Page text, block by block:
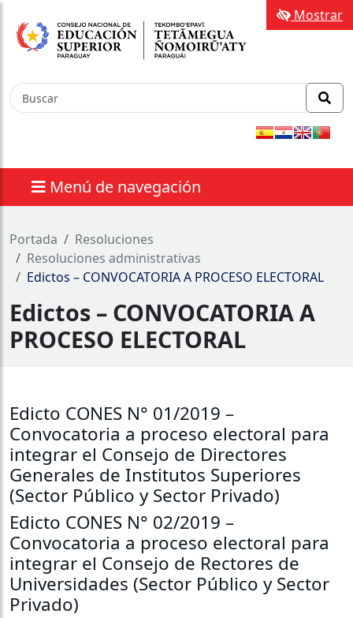
Menú de navegación
Mostrar
Portada
Resoluciones
⁠Resoluciones administrativas
Edictos – CONVOCATORIA A PROCESO ELECTORAL
Edictos – CONVOCATORIA A
PROCESO ELECTORAL
Edicto CONES N° 01/2019 –
Convocatoria a proceso electoral para
integrar el Consejo de Directores
Generales de Institutos Superiores
(Sector Público y Sector Privado)
Edicto CONES N° 02/2019 –
Convocatoria a proceso electoral para
integrar el Consejo de Rectores de
Universidades (Sector Público y Sector
Privado)